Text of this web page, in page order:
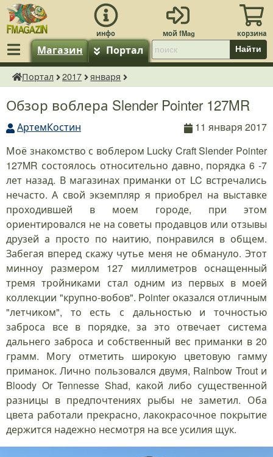
Магазин Портал Найти
fMagazin.ru
Портал 2017 января
Обзор воблера Slender Pointer 127MR
АртемКостин
11 января 2017
Моё знакомство с воблером Lucky Craft Slender Pointer
127MR состоялось относительно давно, порядка 6 -7
лет назад. В магазинах приманки от LC встречались
нечасто. А свой экземпляр я приобрел на выставке
проходившей в моем городе, при этом
ориентировался не на советы продавцов или отзывы
друзей а просто по наитию, понравился в общем.
Забегая вперед скажу чутье меня не обмануло. Этот
минноу размером 127 миллиметров оснащенный
тремя тройниками стал одним из первых в моей
коллекции "крупно-вобов". Pointer оказался отличным
"летчиком", то есть с дальностью и точностью
заброса все в порядке, за это отвечает система
дальнего заброса и собственный вес приманки в 20
грамм. Могу отметить широкую цветовую гамму
приманок. Лично пользовался двумя, Rainbow Trout и
Bloody Or Tennesse Shad, какой либо существенной
разницы в предпочтениях рыбы не заметил. Оба
цвета работали прекрасно, лакокрасочное покрытие
держится надежно несмотря на все усилия щук.